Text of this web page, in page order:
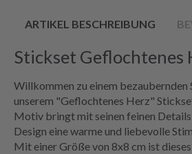
ARTIKEL BESCHREIBUNG
Stickset Geflochtenes
Willkommen zu einem
unserem "Geflochtenes Herz"
Motiv bringt mit seinen feinen Details
Design eine warme und liebevolle
Mit einer Größe von 8x8 cm ist